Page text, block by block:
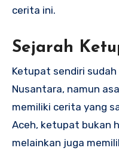
cerita ini.
Sejarah
Ketupat sendiri
Nusantara, namun
memiliki cerita yang
Aceh, ketupat bukan
melainkan juga